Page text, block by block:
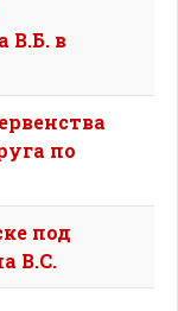
В.Б. в
по
под
В.С.